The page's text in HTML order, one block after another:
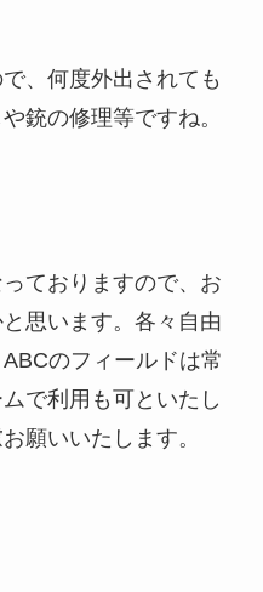
、何度外出されても
銃の修理等ですね。
ておりますので、お
思います。各々自由
のフィールドは常
で利用も可といたし
願いいたします。